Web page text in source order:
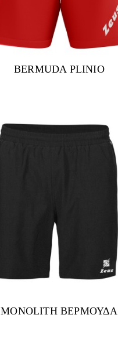
BERMUDA PLINIO
MONOLITH ΒΕΡΜΟΥΔΑ